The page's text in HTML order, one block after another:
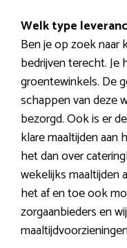
Welk type
Ben je op zoek naar
bedrijven terecht. Je
groentewinkels. De
schappen van deze
bezorgd. Ook is er
klare maaltijden aan
het dan over
wekelijks maaltijden
het af en toe ook
zorgaanbieders en